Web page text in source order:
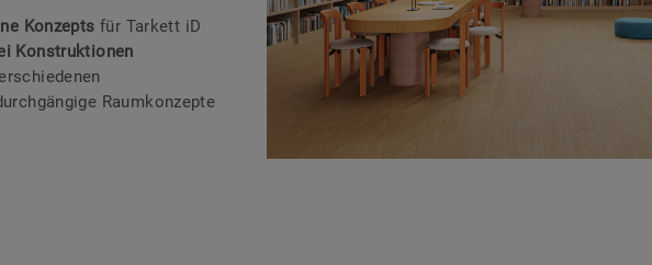
Konzepts für Tarkett iD
Konstruktionen
Raumkonzepte